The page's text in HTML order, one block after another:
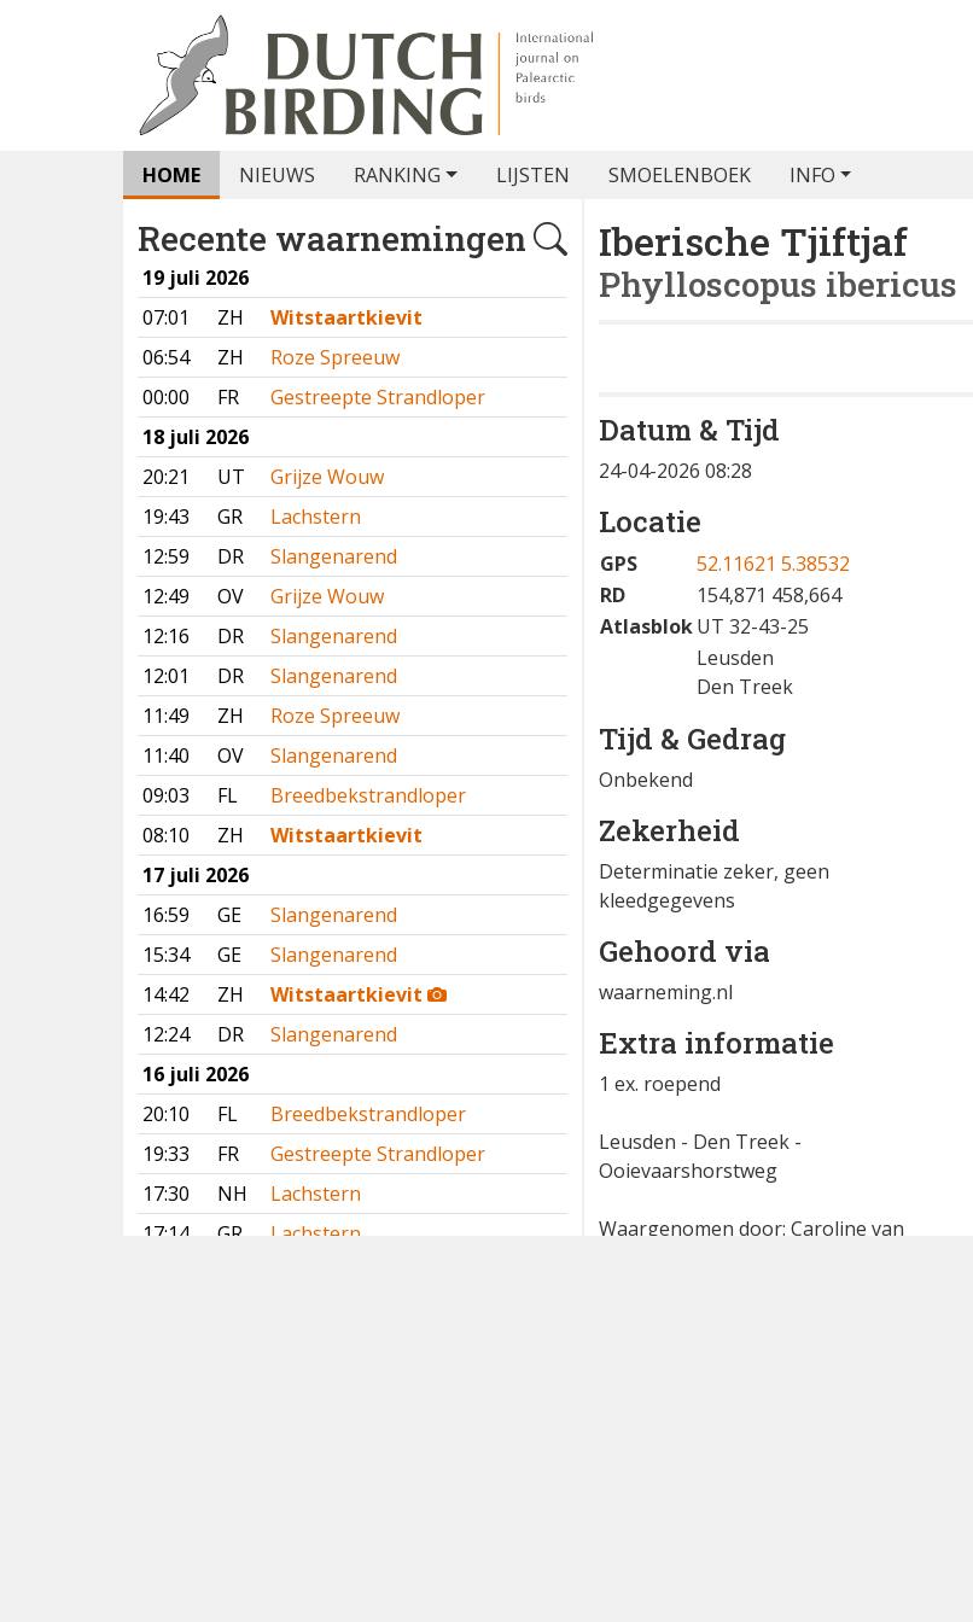
HOME NIEUWS RANKING LIJSTEN SMOELENBOEK INFO
Recente waarnemingen
19 juli 2026
07:01
ZH
Witstaartkievit
06:54
ZH
Roze Spreeuw
00:00
FR
Gestreepte Strandloper
18 juli 2026
20:21
UT
Grijze Wouw
19:43
GR
Lachstern
12:59
DR
Slangenarend
12:49
OV
Grijze Wouw
12:16
DR
Slangenarend
12:01
DR
Slangenarend
11:49
ZH
Roze Spreeuw
11:40
OV
Slangenarend
09:03
FL
Breedbekstrandloper
08:10
ZH
Witstaartkievit
17 juli 2026
16:59
GE
Slangenarend
15:34
GE
Slangenarend
14:42
ZH
Witstaartkievit
12:24
DR
Slangenarend
16 juli 2026
20:10
FL
Breedbekstrandloper
19:33
FR
Gestreepte Strandloper
17:30
NH
Lachstern
17:14
GR
Lachstern
Iberische Tjiftjaf
Phylloscopus ibericus
Datum & Tijd
24-04-2026 08:28
Locatie
GPS
52.11621 5.38532
RD
154,871 458,664
AtlasblokUT 32-43-25
Leusden
Den Treek
Tijd & Gedrag
Onbekend
Zekerheid
Determinatie zeker, geen
kleedgegevens
Gehoord via
waarneming.nl
Extra informatie
1 ex. roepend
Leusden - Den Treek -
Ooievaarshorstweg
Waargenomen door: Caroline van